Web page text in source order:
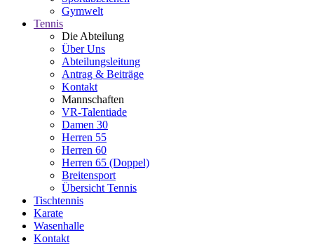
Gymwelt
Tennis
Die Abteilung
Über Uns
Abteilungsleitung
Antrag & Beiträge
Kontakt
Mannschaften
VR-Talentiade
Damen 30
Herren 55
Herren 60
Herren 65 (Doppel)
Breitensport
Übersicht Tennis
Tischtennis
Karate
Wasenhalle
Kontakt